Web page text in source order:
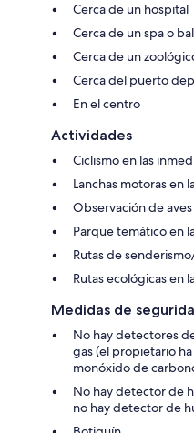
Cerca de un hospital
Cerca de un spa o
Cerca de un
Cerca del puerto
En el centro
Actividades
Ciclismo en las
Lanchas motoras en
Observación de
Parque temático en
Rutas de
Rutas ecológicas en
Medidas de
No hay detectores
gas (el propietario
monóxido de
No hay detector de
no hay detector de